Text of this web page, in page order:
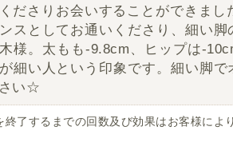
ださりお会いすることができま
スとしてお通いくださり、細い
様。太もも-9.8cm、ヒップは-
細い人という印象です。細い脚
い☆
了するまでの回数及び効果はお客様によ